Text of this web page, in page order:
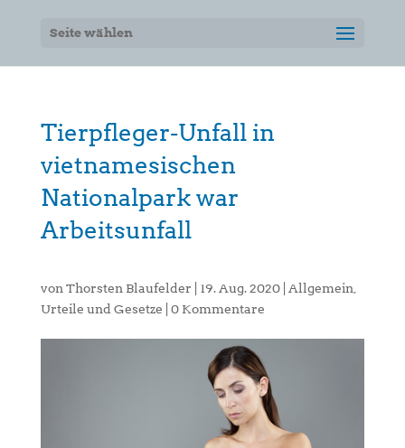
Seite wählen
Tierpfleger-Unfall in
vietnamesischen
Nationalpark war
Arbeitsunfall
von Thorsten Blaufelder 19. Aug. 2020| Allgemein
Urteile und Gesetze
0 Kommentare